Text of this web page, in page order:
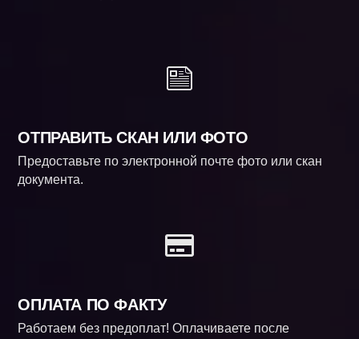
ОТПРАВИТЬ СКАН ИЛИ ФОТО
Предоставьте по электронной почте фото или скан
документа.
ОПЛАТА ПО ФАКТУ
Работаем без предоплат! Оплачиваете после